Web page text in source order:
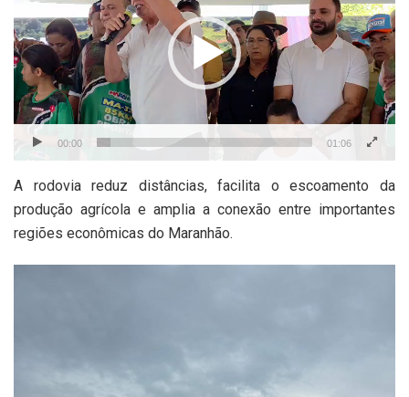
00:00 01:06
A rodovia reduz distâncias, facilita o escoamento da
produção agrícola e amplia a conexão entre importantes
regiões econômicas do Maranhão.